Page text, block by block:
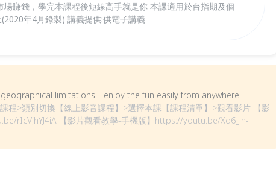
賺錢，學完本課程後短線高手就是你 本課適用於台指期及個
年4月錄製) 講義提供:供電子講義
limitations—enjoy the fun easily from anywhere!
程>類別切換【線上影音課程】>選擇本課【課程清單】>觀看影片 【影
rIcVjhYJ4iA 【影片觀看教學-手機版】https://youtu.be/Xd6_lh-